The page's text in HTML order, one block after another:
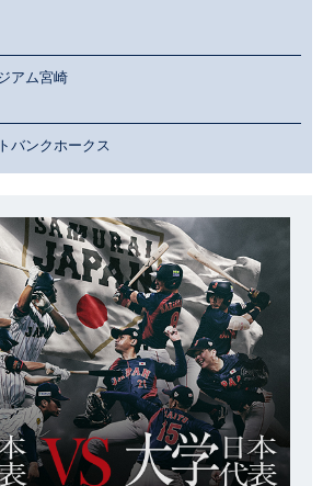
アム宮崎
バンクホークス